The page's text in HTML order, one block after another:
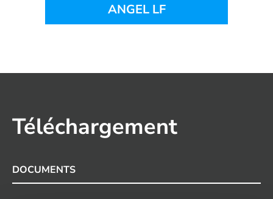
ANGEL LF
Téléchargement
DOCUMENTS